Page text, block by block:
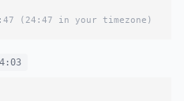
(24:47 in your timezone)